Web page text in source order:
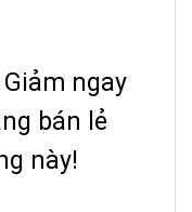
Giảm ngay
bán lẻ
này!